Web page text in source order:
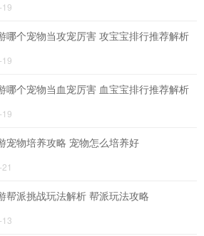
哪个宠物当攻宠厉害 攻宝宝排行推荐解析
哪个宠物当血宠厉害 血宝宝排行推荐解析
宠物培养攻略 宠物怎么培养好
帮派挑战玩法解析 帮派玩法攻略